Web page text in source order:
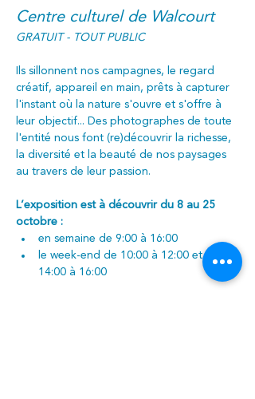
Centre culturel de Walcourt
GRATUIT - TOUT PUBLIC
Ils sillonnent nos campagnes, le regard
créatif, appareil en main, prêts à capturer
l'instant où la nature s'ouvre et s'offre à
leur objectif... Des photographes de toute
l'entité nous font (re)découvrir la richesse,
la diversité et la beauté de nos paysages
au travers de leur passion.
L’exposition est à découvrir du 8 au 25
octobre :
en semaine de 9:00 à 16:00
le week-end de 10:00 à 12:00 et de
14:00 à 16:00